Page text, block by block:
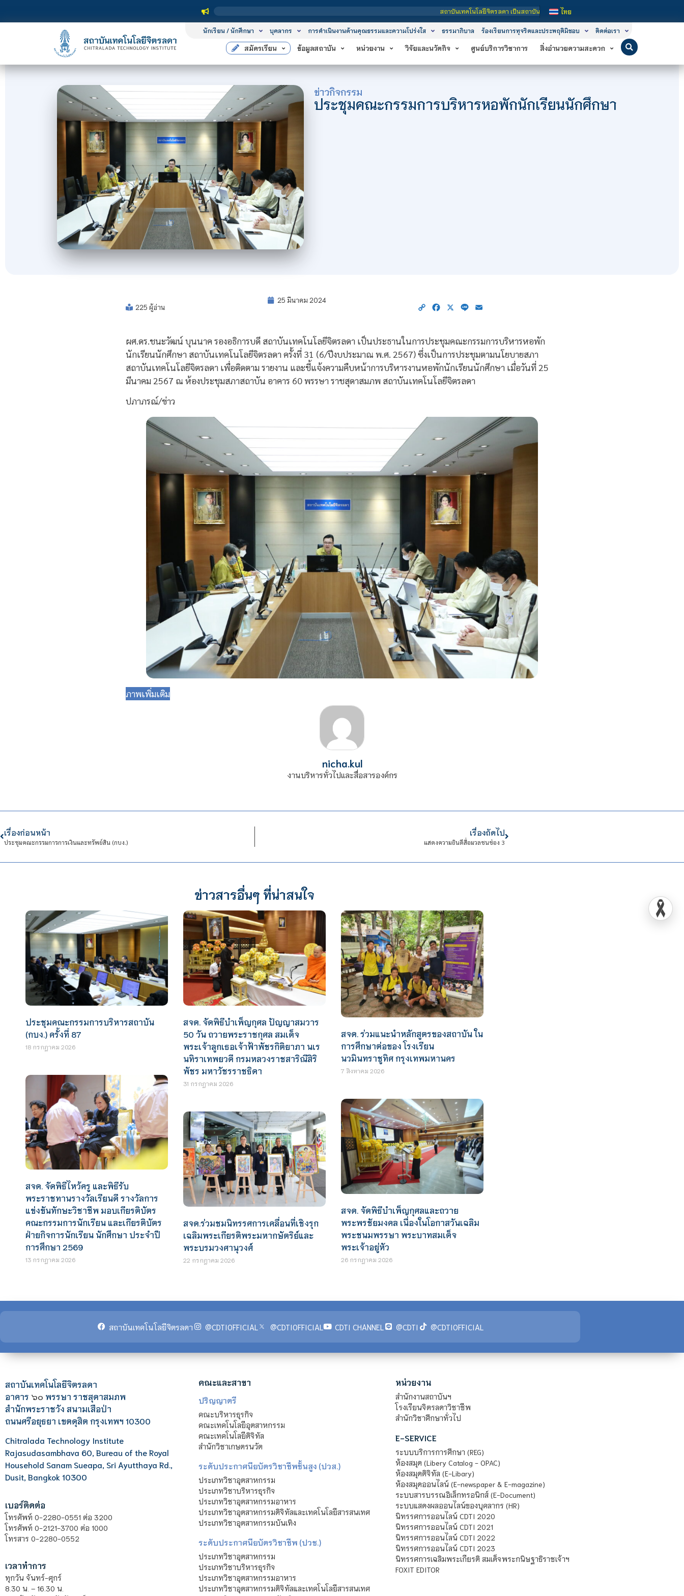
สถาบันเทคโนโลยีจิตรลดา เป็นสถาบันอุดมศึกษาในกำกับของรัฐ เปิดหลักสูตรการเรียนการสอน 3 ระดับ คือ
ไทย
นักเรียน / นักศึกษา บุคลากร การดำเนินงานด้านคุณธรรมและความโปร่งใส ธรรมาภิบาล ร้องเรียนการทุจริตและประพฤติมิชอบ ติดต่อเรา
สมัครเรียน ข้อมูลสถาบัน หน่วยงาน วิจัยและนวัตกิจ ศูนย์บริการวิชาการ สิ่งอำนวยความสะดวก
ข่าวกิจกรรม
ประชุมคณะกรรมการบริหารหอพักนักเรียนนักศึกษา
225 ผู้อ่าน
25 มีนาคม 2024
Copy Facebook
X Line
ผศ.ดร.ชนะวัฒน์ บุนนาค รองอธิการบดี สถาบันเทคโนโลยีจิตรลดา เป็นประธานในการประชุมคณะกรรมการบริหารหอพัก
นักเรียนนักศึกษา สถาบันเทคโนโลยีจิตรลดา ครั้งที่ 31 (6/ปีงบประมาณ พ.ศ. 2567) ซึ่งเป็นการประชุมตามนโยบายสภา
สถาบันเทคโนโลยีจิตรลดา เพื่อติดตาม รายงาน และชี้แจ้งความคืบหน้าการบริหารงานหอพักนักเรียนนักศึกษา เมื่อวันที่ 25
มีนาคม 2567 ณ ห้องประชุมสภาสถาบัน อาคาร 60 พรรษา ราชสุดาสมภพ สถาบันเทคโนโลยีจิตรลดา
ปภาภรณ์/ข่าว
ภาพเพิ่มเติม
nicha.kul
งานบริหารทั่วไปและสื่อสารองค์กร
เรื่องก่อนหน้า
ประชุมคณะกรรมการการเงินและทรัพย์สิน (กบง.)
เรื่องถัดไป
แสดงความยินดีสื่อมวลชนช่อง 3
ข่าวสารอื่นๆ ที่น่าสนใจ
ประชุมคณะกรรมการบริหารสถาบัน
(กบง.) ครั้งที่ 87
18 กรกฎาคม 2026
สจด. จัดพิธีบำเพ็ญกุศล ปัญญาสมวาร
50 วัน ถวายพระราชกุศล สมเด็จ
พระเจ้าลูกเธอเจ้าฟ้าพัชรกิติยาภา นเร
นทิราเทพยวดี กรมหลวงราชสาริณีสิริ
พัชร มหาวัชรราชธิดา
31 กรกฎาคม 2026
สจด. ร่วมแนะนำหลักสูตรของสถาบัน ใน
การศึกษาต่อของ โรงเรียน
นวมินทราชูทิศ กรุงเทพมหานคร
7 สิงหาคม 2026
สจด. จัดพิธีไหว้ครู และพิธีรับ
พระราชทานรางวัลเรียนดี รางวัลการ
แข่งขันทักษะวิชาชีพ มอบเกียรติบัตร
คณะกรรมการนักเรียน และเกียรติบัตร
ฝ่ายกิจการนักเรียน นักศึกษา ประจำปี
การศึกษา 2569
13 กรกฎาคม 2026
สจด.ร่วมชมนิทรรศการเคลื่อนที่เชิงรุก
เฉลิมพระเกียรติพระมหากษัตริย์และ
พระบรมวงศานุวงศ์
22 กรกฎาคม 2026
สจด. จัดพิธีบำเพ็ญกุศลและถวาย
พระพรชัยมงคล เนื่องในโอกาสวันเฉลิม
พระชนมพรรษา พระบาทสมเด็จ
พระเจ้าอยู่หัว
26 กรกฎาคม 2026
สถาบันเทคโนโลยีจิตรลดา @CDTIOFFICIAL @CDTIOFFICIAL CDTI CHANNEL @CDTI @CDTIOFFICIAL
สถาบันเทคโนโลยีจิตรลดา
อาคาร ๖๐ พรรษา ราชสุดาสมภพ
สำนักพระราชวัง สนามเสือป่า
ถนนศรีอยุธยา เขตดุสิต กรุงเทพฯ 10300
Chitralada Technology Institute
Rajasudasambhava 60, Bureau of the Royal
Household Sanam Sueapa, Sri Ayutthaya Rd.,
Dusit, Bangkok 10300
เบอร์ติดต่อ
โทรศัพท์ 0-2280-0551 ต่อ 3200
โทรศัพท์ 0-2121-3700 ต่อ 1000
โทรสาร 0-2280-0552
เวลาทำการ
ทุกวัน จันทร์-ศุกร์
8.30 น. – 16.30 น.
คณะและสาขา
ปริญญาตรี
คณะบริหารธุรกิจ
คณะเทคโนโลยีอุตสาหกรรม
คณะเทคโนโลยีดิจิทัล
สำนักวิชาเกษตรนวัต
ระดับประกาศนียบัตรวิชาชีพชั้นสูง (ปวส.)
ประเภทวิชาอุตสาหกรรม
ประเภทวิชาบริหารธุรกิจ
ประเภทวิชาอุตสาหกรรมอาหาร
ประเภทวิชาอุตสาหกรรมดิจิทัลและเทคโนโลยีสารสนเทศ
ประเภทวิชาอุตสาหกรรมบันเทิง
ระดับประกาศนียบัตรวิชาชีพ (ปวช.)
ประเภทวิชาอุตสาหกรรม
ประเภทวิชาบริหารธุรกิจ
ประเภทวิชาอุตสาหกรรมอาหาร
ประเภทวิชาอุตสาหกรรมดิจิทัลและเทคโนโลยีสารสนเทศ
หน่วยงาน
สำนักงานสถาบันฯ
โรงเรียนจิตรลดาวิชาชีพ
สำนักวิชาศึกษาทั่วไป
E-SERVICE
ระบบบริการการศึกษา (REG)
ห้องสมุด (Libery Catalog - OPAC)
ห้องสมุดดิจิทัล (E-Libary)
ห้องสมุดออนไลน์ (E-newspaper & E-magazine)
ระบบสารบรรณอิเล็กทรอนิกส์ (E-Document)
ระบบแสดงผลออนไลน์ของบุคลากร (HR)
นิทรรศการออนไลน์ CDTI 2020
นิทรรศการออนไลน์ CDTI 2021
นิทรรศการออนไลน์ CDTI 2022
นิทรรศการออนไลน์ CDTI 2023
นิทรรศการเฉลิมพระเกียรติ สมเด็จพระกนิษฐาธิราชเจ้าฯ
FOXIT EDITOR